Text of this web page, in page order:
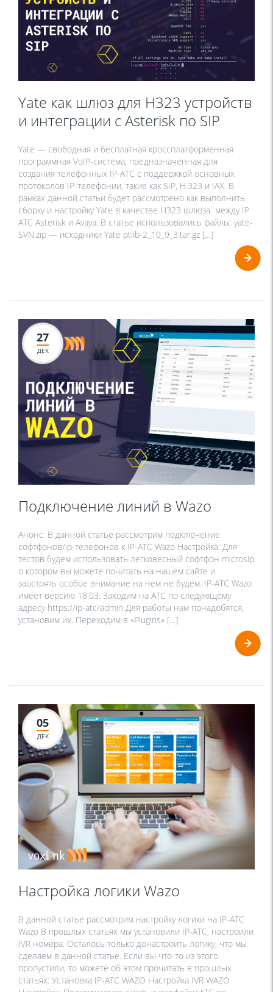
Yate как шлюз для H323 устройств
и интеграции с Asterisk по SIP
Yate — свободная и бесплатная кроссплатформенная
программная VoIP-система, предназначенная для
создания телефонных IP-АТС с поддержкой основных
протоколов IP-телефонии, такие как SIP, H.323 и IAX. В
рамках данной статьи будет рассмотрено как выполнить
сборку и настройку Yate в качестве H323 шлюза между IP
АТС Asterisk и Avaya. В статье использовались файлы: yate-
SVN.zip — исходники Yate ptlib-2_10_9_3.tar.gz […]
27
ДЕК
Подключение линий в Wazo
Анонс: В данной статье рассмотрим подключение
софтфонов/ip-телефонов к IP-ATC Wazo Настройка: Для
тестов будем использовать легковесный софтфон microsip
о котором вы можете почитать на нашем сайте и
заострять особое внимание на нем не будем. IP-ATC Wazo
имеет версию 18.03. Заходим на АТС по следующему
адресу https://ip-atc/admin Для работы нам понадобятся,
установим их. Переходим в «Plugins» […]
05
ДЕК
Настройка логики Wazo
В данной статье рассмотрим настройку логики на IP-АТС
Wazo В прошлых статьях мы установили IP-АТС, настроили
IVR номера. Осталось только донастроить логику, что мы
сделаем в данной статье. Если вы что-то из этого
пропустили, то можете об этом прочитать в прошлых
статьях: Установка IP-АТС WAZO Настройка IVR WAZO